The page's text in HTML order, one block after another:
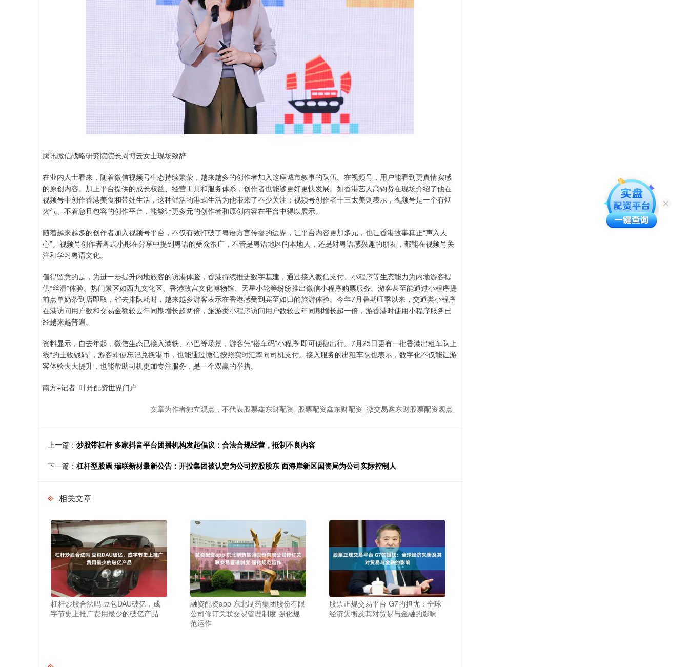
腾讯微信战略研究院院长周博云女士现场致辞
在业内人士看来，随着微信视频号生态持续繁荣，越来越多的创作者加入这座城市叙事的队伍。在视频号，用户能看到更真情实感
的原创内容。加上平台提供的成长权益、经营工具和服务体系，创作者也能够更好更快发展。如香港艺人高钧贤在现场介绍了他在
视频号中创作香港美食和带娃生活，这种鲜活的港式生活为他带来了不少关注；视频号创作者十三太美则表示，视频号是一个有烟
火气、不着急且包容的创作平台，能够让更多元的创作者和原创内容在平台中得以展示。
随着越来越多的创作者加入视频号平台，不仅有效打破了粤语方言传播的边界，让平台内容更加多元，也让香港故事真正“声入人
心”。视频号创作者粤式小彤在分享中提到粤语的受众很广，不管是粤语地区的本地人，还是对粤语感兴趣的朋友，都能在视频号关
注和学习粤语文化。
值得留意的是，为进一步提升内地旅客的访港体验，香港持续推进数字基建，通过接入微信支付、小程序等生态能力为内地游客提
供“丝滑”体验。热门景区如西九文化区、香港故宫文化博物馆、天星小轮等纷纷推出微信小程序购票服务。游客甚至能通过小程序提
前点单奶茶到店即取，省去排队耗时，越来越多游客表示在香港感受到宾至如归的旅游体验。今年7月暑期旺季以来，交通类小程序
在港访问用户数和交易金额较去年同期增长超两倍，旅游类小程序访问用户数较去年同期增长超一倍，游香港时使用小程序服务已
经越来越普遍。
资料显示，自去年起，微信生态已接入港铁、小巴等场景，游客凭“搭车码”小程序 即可便捷出行。7月25日更有一批香港出租车队上
线“的士收钱码”，游客即使忘记兑换港币，也能通过微信按照实时汇率向司机支付。接入服务的出租车队也表示，数字化不仅能让游
客体验大大提升，也能帮助司机更加专注服务，是一个双赢的举措。
南方+记者 叶丹配资世界门户
文章为作者独立观点，不代表股票鑫东财配资_股票配资鑫东财配资_微交易鑫东财股票配资观点
上一篇： 炒股带杠杆 多家抖音平台团播机构发起倡议：合法合规经营，抵制不良内容
下一篇： 杠杆型股票 瑞联新材最新公告：开投集团被认定为公司控股股东 西海岸新区国资局为公司实际控制人
相关文章
杠杆炒股合法吗 豆包DAU破亿，成
字节史上推广费用最少的破亿产品
融资配资app 东北制药集团股份有限
公司修订关联交易管理制度 强化规
范运作
股票正规交易平台 G7的担忧：全球
经济失衡及其对贸易与金融的影响